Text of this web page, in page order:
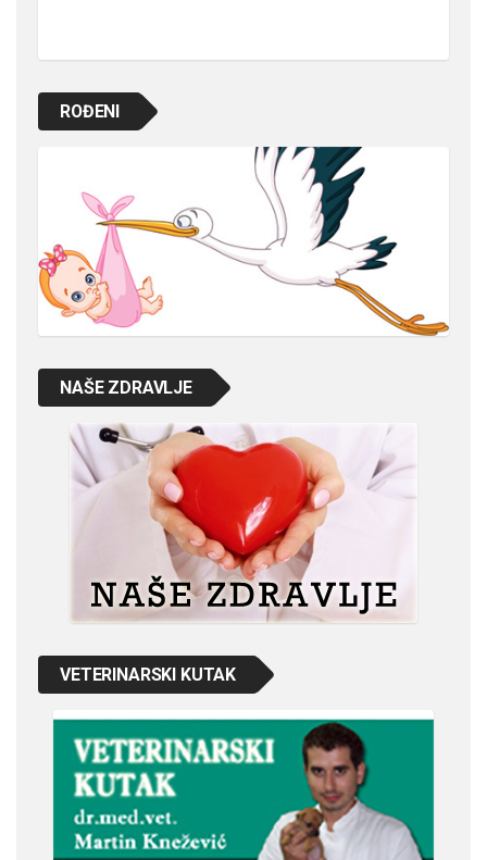
ROĐENI
NAŠE ZDRAVLJE
VETERINARSKI KUTAK